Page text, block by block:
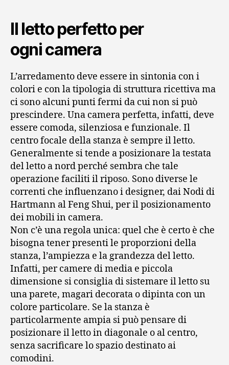
Il letto perfetto per
ogni camera
L’arredamento deve essere in sintonia con i
colori e con la tipologia di struttura ricettiva ma
ci sono alcuni punti fermi da cui non si può
prescindere. Una camera perfetta, infatti, deve
essere comoda, silenziosa e funzionale. Il
centro focale della stanza è sempre il letto.
Generalmente si tende a posizionare la testata
del letto a nord perché sembra che tale
operazione faciliti il riposo. Sono diverse le
correnti che influenzano i designer, dai Nodi di
Hartmann al Feng Shui, per il posizionamento
dei mobili in camera.
Non c’è una regola unica: quel che è certo è che
bisogna tener presenti le proporzioni della
stanza, l’ampiezza e la grandezza del letto.
Infatti, per camere di media e piccola
dimensione si consiglia di sistemare il letto su
una parete, magari decorata o dipinta con un
colore particolare. Se la stanza è
particolarmente ampia si può pensare di
posizionare il letto in diagonale o al centro,
senza sacrificare lo spazio destinato ai
comodini.